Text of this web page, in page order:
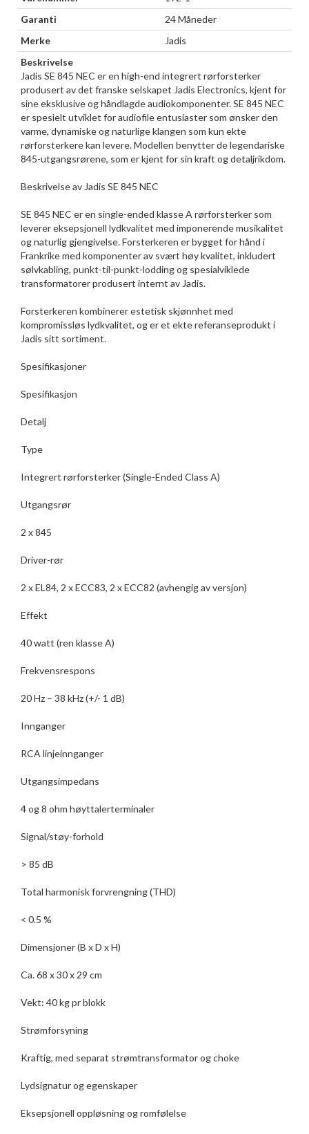
Garanti
24 Måneder
Merke
Jadis
Beskrivelse
Jadis SE 845 NEC er en high-end integrert rørforsterker
produsert av det franske selskapet Jadis Electronics, kjent for
sine eksklusive og håndlagde audiokomponenter. SE 845 NEC
er spesielt utviklet for audiofile entusiaster som ønsker den
varme, dynamiske og naturlige klangen som kun ekte
rørforsterkere kan levere. Modellen benytter de legendariske
845-utgangsrørene, som er kjent for sin kraft og detaljrikdom.
Beskrivelse av Jadis SE 845 NEC
SE 845 NEC er en single-ended klasse A rørforsterker som
leverer eksepsjonell lydkvalitet med imponerende musikalitet
og naturlig gjengivelse. Forsterkeren er bygget for hånd i
Frankrike med komponenter av svært høy kvalitet, inkludert
sølvkabling, punkt-til-punkt-lodding og spesialviklede
transformatorer produsert internt av Jadis.
Forsterkeren kombinerer estetisk skjønnhet med
kompromissløs lydkvalitet, og er et ekte referanseprodukt i
Jadis sitt sortiment.
Spesifikasjoner
Spesifikasjon
Detalj
Type
Integrert rørforsterker (Single-Ended Class A)
Utgangsrør
2 x 845
Driver-rør
2 x EL84, 2 x ECC83, 2 x ECC82 (avhengig av versjon)
Effekt
40 watt (ren klasse A)
Frekvensrespons
20 Hz – 38 kHz (+/- 1 dB)
Innganger
RCA linjeinnganger
Utgangsimpedans
4 og 8 ohm høyttalerterminaler
Signal/støy-forhold
> 85 dB
Total harmonisk forvrengning (THD)
< 0.5 %
Dimensjoner (B x D x H)
Ca. 68 x 30 x 29 cm
Vekt: 40 kg pr blokk
Strømforsyning
Kraftig, med separat strømtransformator og choke
Lydsignatur og egenskaper
Eksepsjonell oppløsning og romfølelse